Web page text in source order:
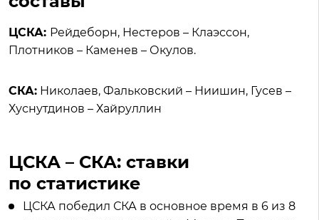
ЦСКА: Рейдеборн, Нестеров – Клаэссон,
Плотников – Каменев – Окулов.
СКА: Николаев, Фальковский – Ниишин, Гусев –
Хуснутдинов – Хайруллин
ЦСКА – СКА: ставки
по статистике
ЦСКА победил СКА в основное время в 6 из 8